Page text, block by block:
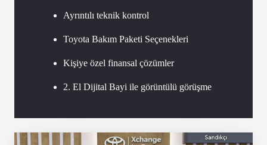
Ayrıntılı teknik kontrol
Toyota Bakım Paketi Seçenekleri
Kişiye özel finansal çözümler
2. El Dijital Bayi ile görüntülü görüşme